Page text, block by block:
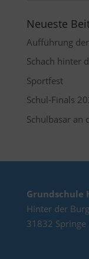
Neueste
Aufführung
Schach hinter
Sportfest
Schul-Finals
Schulbasar an
Grundschule
Hinter der
31832 Springe